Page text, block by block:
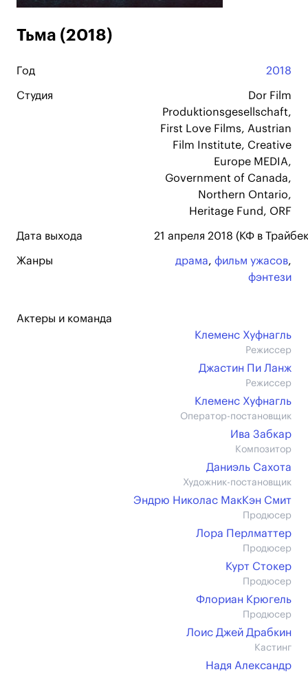
Тьма (2018)
Год 2018
Студия
Dor Film
Produktionsgesellschaft,
First Love Films, Austrian
Film Institute, Creative
Europe MEDIA,
Government of Canada,
Northern Ontario,
Heritage Fund, ORF
Дата выхода 21 апреля 2018 (КФ в
Жанры драма, фильм ужасов,
фэнтези
Актеры и команда
Клеменс Хуфнагль
Режиссер
Джастин Пи Ланж
Режиссер
Клеменс Хуфнагль
Оператор-постановщик
Ива Забкар
Композитор
Даниэль Сахота
Художник-постановщик
Эндрю Николас МакКэн Смит
Продюсер
Лора Перлматтер
Продюсер
Курт Стокер
Продюсер
Флориан Крюгель
Продюсер
Лоис Джей Драбкин
Кастинг
Надя Александр